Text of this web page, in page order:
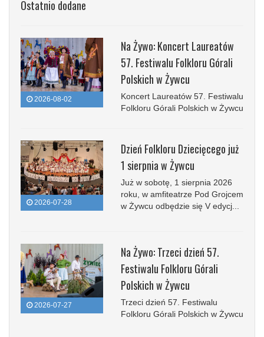
Ostatnio dodane
2026-08-02
Na Żywo: Koncert Laureatów
57. Festiwalu Folkloru Górali
Polskich w Żywcu
Koncert Laureatów 57. Festiwalu
Folkloru Górali Polskich w Żywcu
2026-07-28
Dzień Folkloru Dziecięcego już
1 sierpnia w Żywcu
Już w sobotę, 1 sierpnia 2026
roku, w amfiteatrze Pod Grojcem
w Żywcu odbędzie się V edycj...
2026-07-27
Na Żywo: Trzeci dzień 57.
Festiwalu Folkloru Górali
Polskich w Żywcu
Trzeci dzień 57. Festiwalu
Folkloru Górali Polskich w Żywcu